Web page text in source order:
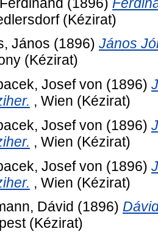
(Kézirat)
János (1896) János
(Kézirat)
Josef von (1896)
, Wien (Kézirat)
Josef von (1896)
, Wien (Kézirat)
Josef von (1896)
, Wien (Kézirat)
Dávid (1896)
(Kézirat)